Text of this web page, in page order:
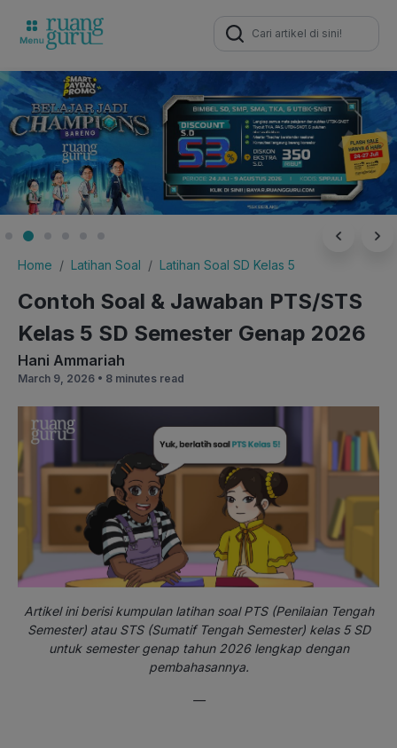
Search
for:
Home Latihan Soal Latihan Soal SD Kelas 5
Contoh Soal & Jawaban PTS/STS
Kelas 5 SD Semester Genap 2026
Hani Ammariah
March 9, 2026 • 8 minutes read
Artikel ini berisi kumpulan latihan soal PTS (Penilaian Tengah
Semester) atau STS (Sumatif Tengah Semester) kelas 5 SD
untuk semester genap tahun 2026 lengkap dengan
pembahasannya.
—